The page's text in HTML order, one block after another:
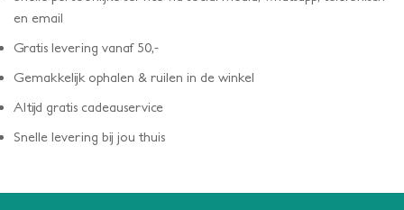
en email
Gratis levering vanaf 50,-
Gemakkelijk ophalen & ruilen in de winkel
Altijd gratis cadeauservice
Snelle levering bij jou thuis